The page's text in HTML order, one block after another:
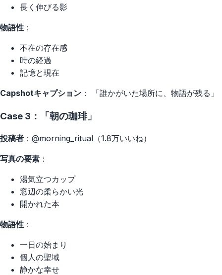
長く伸びる影
物語性 ：
不在の存在感
時の経過
記憶と現在
Capshotキャプション ： 「誰かがいた場所に、物語が残る」
Case 3：「朝の珈琲」
投稿者 ：@morning_ritual（1.8万いいね）
写真の要素 ：
湯気立つカップ
窓辺の柔らかい光
開かれた本
物語性 ：
一日の始まり
個人の聖域
静かな幸せ